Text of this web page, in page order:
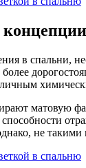
в спальни,
матовую
способности
не